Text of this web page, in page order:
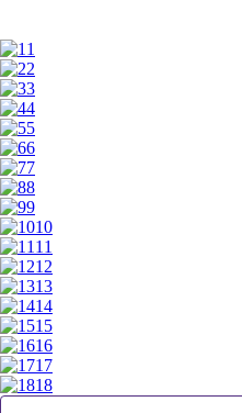
1
2
3
4
5
6
7
8
9
10
11
12
13
14
15
16
17
18